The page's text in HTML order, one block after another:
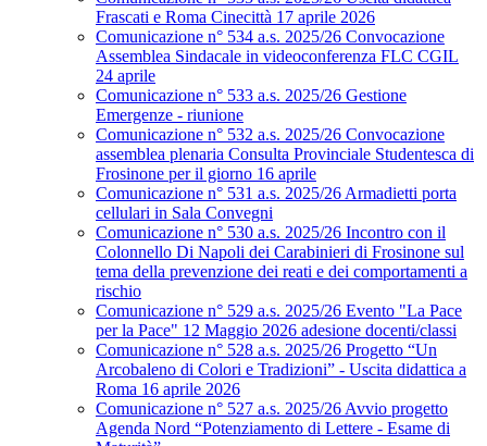
Frascati e Roma Cinecittà 17 aprile 2026
Comunicazione n° 534 a.s. 2025/26 Convocazione
Assemblea Sindacale in videoconferenza FLC CGIL
24 aprile
Comunicazione n° 533 a.s. 2025/26 Gestione
Emergenze - riunione
Comunicazione n° 532 a.s. 2025/26 Convocazione
assemblea plenaria Consulta Provinciale Studentesca di
Frosinone per il giorno 16 aprile
Comunicazione n° 531 a.s. 2025/26 Armadietti porta
cellulari in Sala Convegni
Comunicazione n° 530 a.s. 2025/26 Incontro con il
Colonnello Di Napoli dei Carabinieri di Frosinone sul
tema della prevenzione dei reati e dei comportamenti a
rischio
Comunicazione n° 529 a.s. 2025/26 Evento "La Pace
per la Pace" 12 Maggio 2026 adesione docenti/classi
Comunicazione n° 528 a.s. 2025/26 Progetto “Un
Arcobaleno di Colori e Tradizioni” - Uscita didattica a
Roma 16 aprile 2026
Comunicazione n° 527 a.s. 2025/26 Avvio progetto
Agenda Nord “Potenziamento di Lettere - Esame di